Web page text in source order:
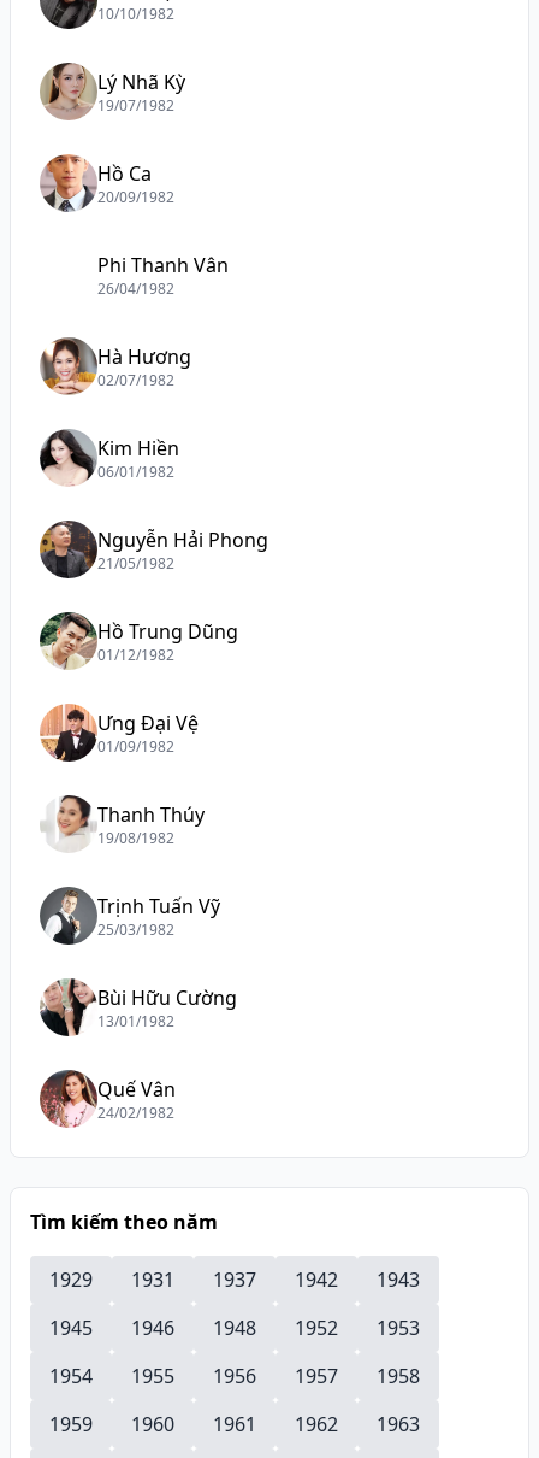
10/10/1982
Lý Nhã Kỳ
19/07/1982
Hồ Ca
20/09/1982
Phi Thanh Vân
26/04/1982
Hà Hương
02/07/1982
Kim Hiền
06/01/1982
Nguyễn Hải Phong
21/05/1982
Hồ Trung Dũng
01/12/1982
Ưng Đại Vệ
01/09/1982
Thanh Thúy
19/08/1982
Trịnh Tuấn Vỹ
25/03/1982
Bùi Hữu Cường
13/01/1982
Quế Vân
24/02/1982
Tìm kiếm theo năm
1929 1931 1937 1942
1943
1945
1946 1948 1952
1953
1954
1955 1956 1957
1958
1959
1960 1961 1962
1963